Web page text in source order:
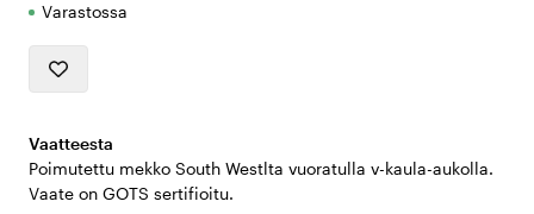
Varastossa
Vaatteesta
Poimutettu mekko South Westlta vuoratulla v-kaula-aukolla.
Vaate on GOTS sertifioitu.